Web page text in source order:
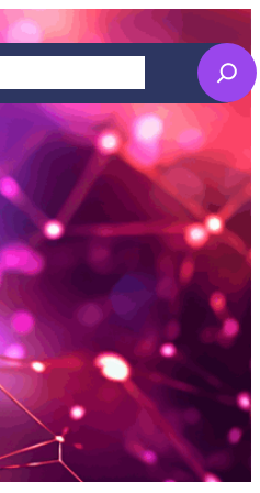
Sear
ch